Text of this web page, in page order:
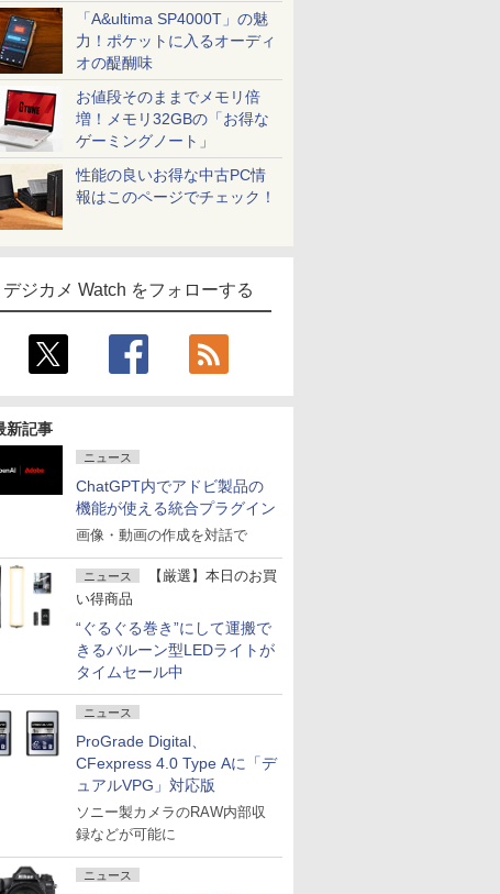
「A&ultima SP4000T」の魅
力！ポケットに入るオーディ
オの醍醐味
お値段そのままでメモリ倍
増！メモリ32GBの「お得な
ゲーミングノート」
性能の良いお得な中古PC情
報はこのページでチェック！
デジカメ Watch をフォローする
新記事
ニュース
ChatGPT内でアドビ製品の
機能が使える統合プラグイン
画像・動画の作成を対話で
ニュース
【厳選】本日のお買
い得商品
“ぐるぐる巻き”にして運搬で
きるバルーン型LEDライトが
タイムセール中
ニュース
ProGrade Digital、
CFexpress 4.0 Type Aに「デ
ュアルVPG」対応版
ソニー製カメラのRAW内部収
録などが可能に
ニュース